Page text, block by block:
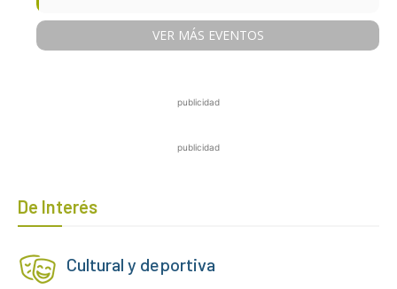
VER MÁS EVENTOS
publicidad
publicidad
De Interés
Cultural y deportiva